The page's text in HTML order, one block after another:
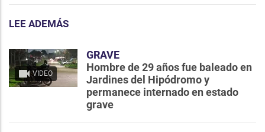
LEE ADEMÁS
VIDEO
GRAVE
Hombre de 29 años fue baleado en
Jardines del Hipódromo y
permanece internado en estado
grave